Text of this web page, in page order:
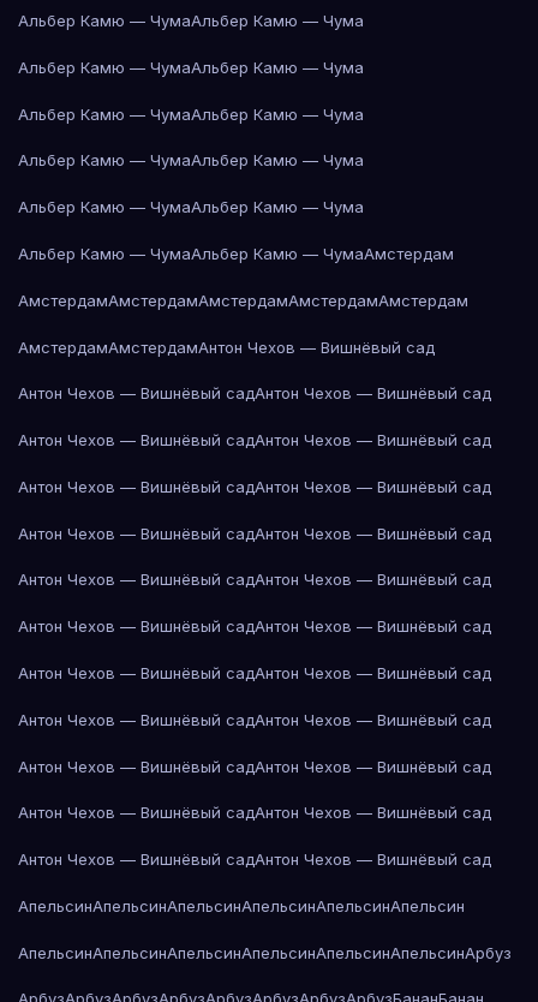
Альбер Камю — ЧумаАльбер Камю — Чума
Альбер Камю — ЧумаАльбер Камю — Чума
Альбер Камю — ЧумаАльбер Камю — Чума
Альбер Камю — ЧумаАльбер Камю — Чума
Альбер Камю — ЧумаАльбер Камю — Чума
Альбер Камю — ЧумаАльбер Камю — ЧумаАмстердам
АмстердамАмстердамАмстердамАмстердамАмстердам
АмстердамАмстердамАнтон Чехов — Вишнёвый сад
Антон Чехов — Вишнёвый садАнтон Чехов — Вишнёвый сад
Антон Чехов — Вишнёвый садАнтон Чехов — Вишнёвый сад
Антон Чехов — Вишнёвый садАнтон Чехов — Вишнёвый сад
Антон Чехов — Вишнёвый садАнтон Чехов — Вишнёвый сад
Антон Чехов — Вишнёвый садАнтон Чехов — Вишнёвый сад
Антон Чехов — Вишнёвый садАнтон Чехов — Вишнёвый сад
Антон Чехов — Вишнёвый садАнтон Чехов — Вишнёвый сад
Антон Чехов — Вишнёвый садАнтон Чехов — Вишнёвый сад
Антон Чехов — Вишнёвый садАнтон Чехов — Вишнёвый сад
Антон Чехов — Вишнёвый садАнтон Чехов — Вишнёвый сад
Антон Чехов — Вишнёвый садАнтон Чехов — Вишнёвый сад
АпельсинАпельсинАпельсинАпельсинАпельсинАпельсин
АпельсинАпельсинАпельсинАпельсинАпельсинАпельсинАрбуз